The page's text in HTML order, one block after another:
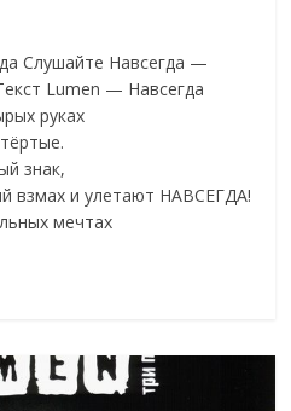
Слушайте Навсегда —
Lumen — Навсегда
руках
знак,
взмах и улетают НАВСЕГДА!
мечтах